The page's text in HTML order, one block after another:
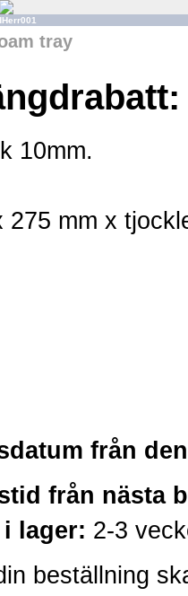
tray
10mm.
275 mm x
från
från nästa
lager: 2-3
beställning